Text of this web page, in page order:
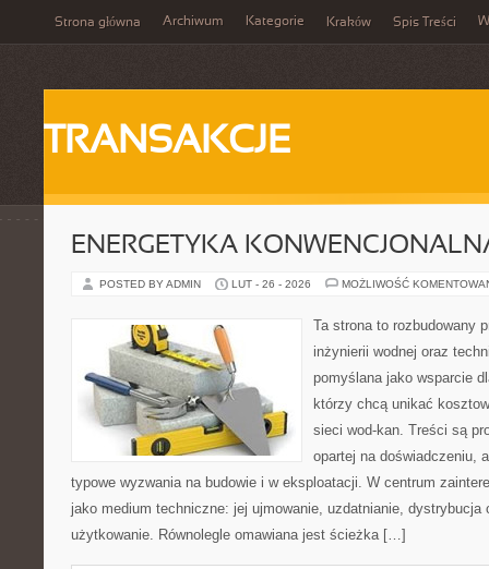
Strona główna Archiwum Kategorie Kraków Spis Treści
TRANSAKCJE
ENERGETYKA
POSTED BY ADMIN LUT - 26 - 2026 MOŻLIWOŚĆ
Ta strona to rozbudowany
inżynierii wodnej oraz
pomyślana jako wsparcie
którzy chcą unikać
sieci wod-kan. Treści są
opartej na doświadczeniu,
typowe wyzwania na budowie i w eksploatacji. W centrum
jako medium techniczne: jej ujmowanie, uzdatnianie, dystrybucja
użytkowanie. Równolegle omawiana jest ścieżka […]